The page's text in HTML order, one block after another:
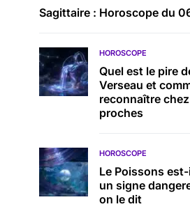
Sagittaire : Horoscope du
HOROSCOPE
Quel est le pire
Verseau et
reconnaître
proches
HOROSCOPE
Le Poissons
un signe
on le dit